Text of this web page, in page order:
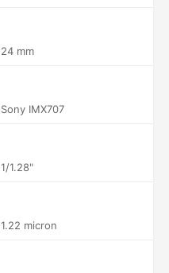
24 mm
Sony IMX707
1/1.28"
1.22 micron